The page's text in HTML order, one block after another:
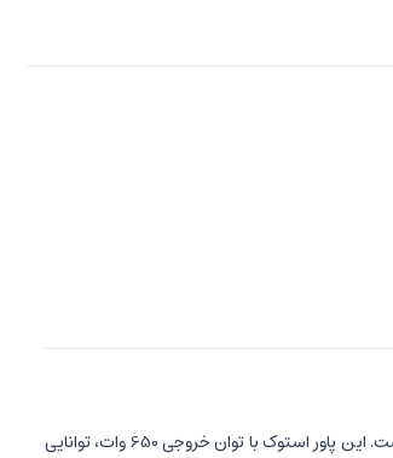
، یک پاور کامپیوتر قدرتمند و با کیفیت ساخت بالا است که برای تامین انرژی سیستم‌های دسکتاپ طراحی شده است. این پاور استوک با توان خروجی 650 وات، توانایی